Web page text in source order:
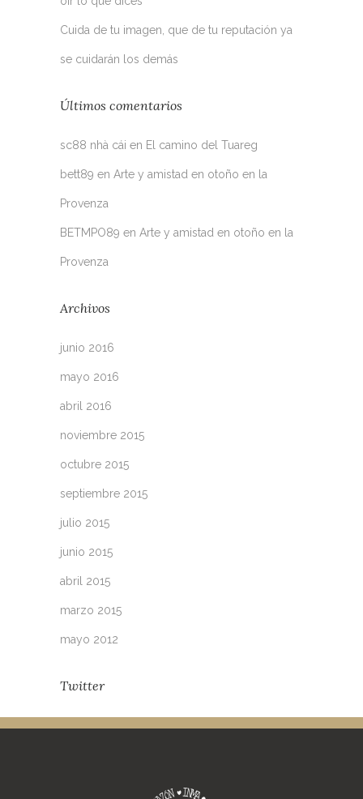
Cuida de tu imagen, que de tu reputación ya
se cuidarán los demás
Últimos comentarios
sc88 nhà cái en El camino del Tuareg
bett89 en Arte y amistad en otoño en la
Provenza
BETMPO89 en Arte y amistad en otoño en la
Provenza
Archivos
junio 2016
mayo 2016
abril 2016
noviembre 2015
octubre 2015
septiembre 2015
julio 2015
junio 2015
abril 2015
marzo 2015
mayo 2012
Twitter